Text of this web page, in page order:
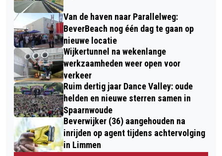
Van de haven naar Parallelweg:
BeverBeach nog één dag te gaan op
nieuwe locatie
Wijkertunnel na wekenlange
werkzaamheden weer open voor
verkeer
Ruim dertig jaar Dance Valley: oude
helden en nieuwe sterren samen in
Spaarnwoude
Beverwijker (36) aangehouden na
inrijden op agent tijdens achtervolging
in Limmen